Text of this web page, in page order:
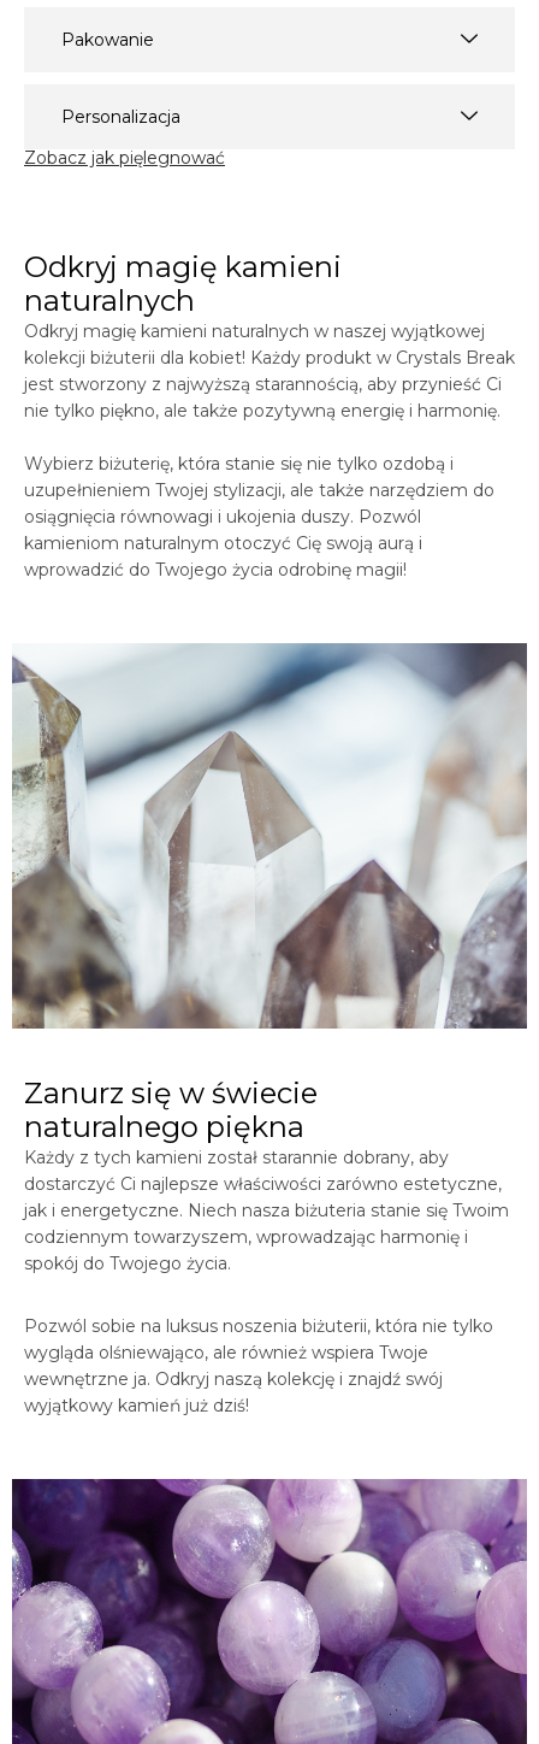
Pakowanie
Personalizacja
Zobacz jak pięlegnować
Odkryj magię kamieni
naturalnych
Odkryj magię kamieni naturalnych w naszej wyjątkowej
kolekcji biżuterii dla kobiet! Każdy produkt w Crystals Break
jest stworzony z najwyższą starannością, aby przynieść Ci
nie tylko piękno, ale także pozytywną energię i harmonię.
Wybierz biżuterię, która stanie się nie tylko ozdobą i
uzupełnieniem Twojej stylizacji, ale także narzędziem do
osiągnięcia równowagi i ukojenia duszy. Pozwól
kamieniom naturalnym otoczyć Cię swoją aurą i
wprowadzić do Twojego życia odrobinę magii!
Zanurz się w świecie
naturalnego piękna
Każdy z tych kamieni został starannie dobrany, aby
dostarczyć Ci najlepsze właściwości zarówno estetyczne,
jak i energetyczne. Niech nasza biżuteria stanie się Twoim
codziennym towarzyszem, wprowadzając harmonię i
spokój do Twojego życia.
Pozwól sobie na luksus noszenia biżuterii, która nie tylko
wygląda olśniewająco, ale również wspiera Twoje
wewnętrzne ja. Odkryj naszą kolekcję i znajdź swój
wyjątkowy kamień już dziś!